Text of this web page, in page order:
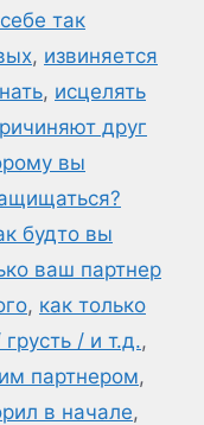
так
, извиняется
, исцелять
друг
вы
будто вы
ваш партнер
, как только
/ и т.д.,
партнером,
в начале,